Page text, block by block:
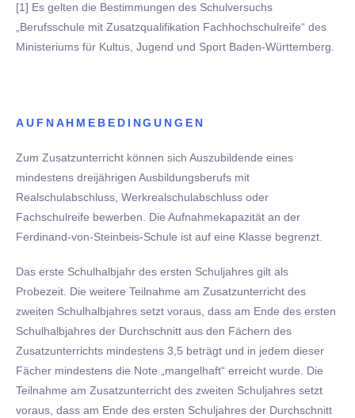
[1] Es gelten die Bestimmungen des Schulversuchs
„Berufsschule mit Zusatzqualifikation Fachhochschulreife“ des
Ministeriums für Kultus, Jugend und Sport Baden-Württemberg.
AUFNAHMEBEDINGUNGEN
Zum Zusatzunterricht können sich Auszubildende eines
mindestens dreijährigen Ausbildungsberufs mit
Realschulabschluss, Werkrealschulabschluss oder
Fachschulreife bewerben. Die Aufnahmekapazität an der
Ferdinand-von-Steinbeis-Schule ist auf eine Klasse begrenzt.
Das erste Schulhalbjahr des ersten Schuljahres gilt als
Probezeit. Die weitere Teilnahme am Zusatzunterricht des
zweiten Schulhalbjahres setzt voraus, dass am Ende des ersten
Schulhalbjahres der Durchschnitt aus den Fächern des
Zusatzunterrichts mindestens 3,5 beträgt und in jedem dieser
Fächer mindestens die Note „mangelhaft“ erreicht wurde. Die
Teilnahme am Zusatzunterricht des zweiten Schuljahres setzt
voraus, dass am Ende des ersten Schuljahres der Durchschnitt